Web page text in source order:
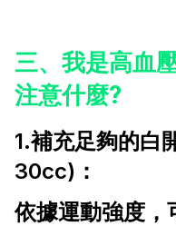
三、我是高血
注意什麼?
1.補充足夠的白
30cc)：
依據運動強度